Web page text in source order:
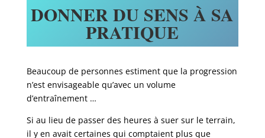
DONNER DU SENS À SA
PRATIQUE
Beaucoup de personnes estiment que la progression
n’est envisageable qu’avec un volume
d’entraînement …
Si au lieu de passer des heures à suer sur le terrain,
il y en avait certaines qui comptaient plus que